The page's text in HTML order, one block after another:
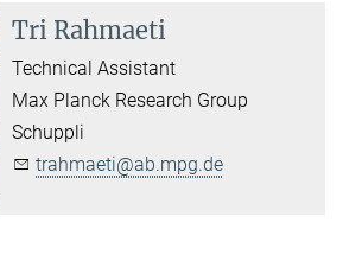
Tri Rahmaeti
Technical Assistant
Max Planck Research Group
Schuppli
trahmaeti@ab.mpg.de